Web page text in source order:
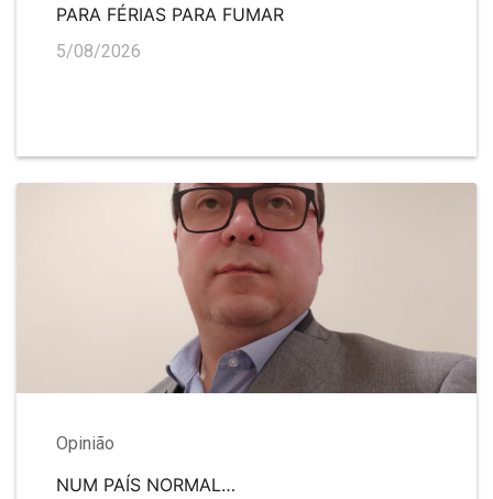
PARA FÉRIAS PARA FUMAR
5/08/2026
Opinião
NUM PAÍS NORMAL…